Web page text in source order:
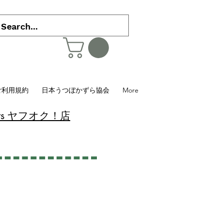
利用規約 日本うつぼかずら協会 More
ヤフオク！店